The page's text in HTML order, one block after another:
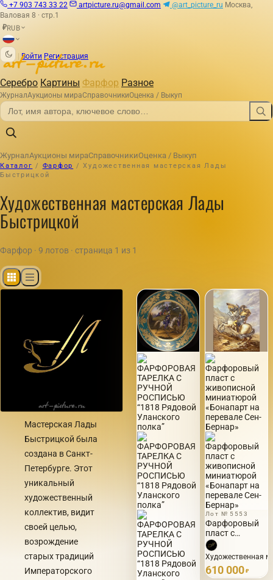
+7 903 743 33 22 artpicture.ru@gmail.com @art_picture_ru Москва,
Валовая 8 · стр.1
₽RUB
Войти Регистрация
Серебро Картины Фарфор Разное
ЖурналАукционы мираСправочникиОценка / Выкуп
ЖурналАукционы мираСправочникиОценка / Выкуп
Каталог / Фарфор / Художественная мастерская Лады
Быстрицкой
Художественная мастерская Лады
Быстрицкой
Фарфор · 9 лотов · страница 1 из 1
Мастерская Лады
Быстрицкой была
создана в Санкт-
Петербурге. Этот
уникальный
художественный
коллектив, видит
своей целью,
возрождение
старых традиций
Императорского
Лот № 5553
Фарфоровый
пласт с
живописной
миниатюрой
«Бонапарт на
перевале Сен-
Художественная
610 000 ₽